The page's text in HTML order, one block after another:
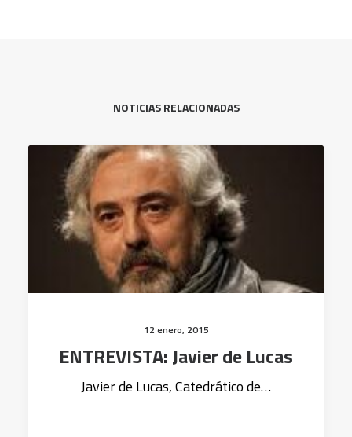
NOTICIAS RELACIONADAS
12 enero, 2015
ENTREVISTA: Javier de Lucas
Javier de Lucas, Catedrático de…